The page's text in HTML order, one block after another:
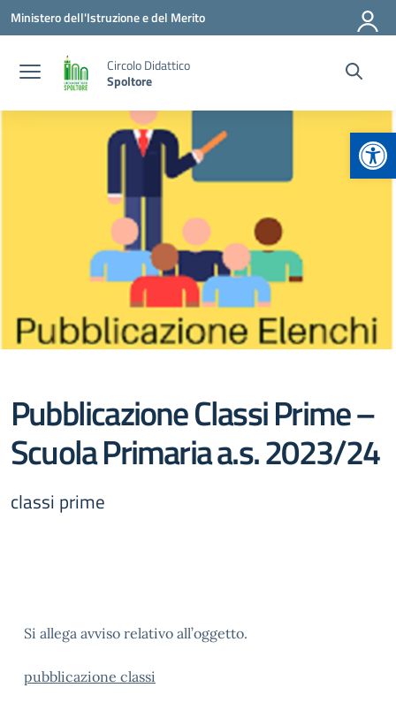
Vai ai contenuti
Vai al menu di navigazione
Vai al footer
Ministero dell'Istruzione e del Merito
Circolo Didattico
Spoltore
Pubblicazione Classi Prime –
Scuola Primaria a.s. 2023/24
classi prime
Si allega avviso relativo all’oggetto.
pubblicazione classi